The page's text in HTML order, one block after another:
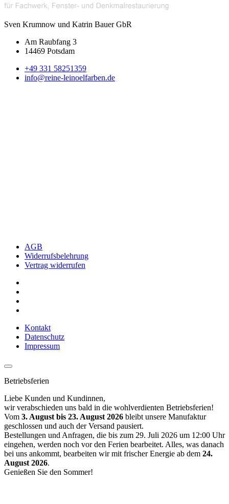
Sven Krumnow und Katrin Bauer GbR
Am Raubfang 3
14469 Potsdam
+49 331 58251359
info@reine-leinoelfarben.de
AGB
Widerrufsbelehrung
Vertrag widerrufen
Kontakt
Datenschutz
Impressum
Betriebsferien
Liebe Kunden und Kundinnen,
wir verabschieden uns bald in die wohlverdienten Betriebsferien!
Vom 3. August bis 23. August 2026 bleibt unsere Manufaktur
geschlossen und auch der Versand pausiert.
Bestellungen und Anfragen, die bis zum 29. Juli 2026 um 12:00 Uhr
eingehen, werden noch vor den Ferien bearbeitet. Alles, was danach
bei uns ankommt, bearbeiten wir mit frischer Energie ab dem 24.
August 2026.
Genießen Sie den Sommer!